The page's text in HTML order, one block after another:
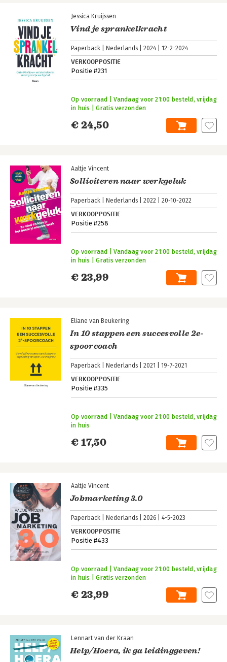
Jessica Kruijssen
Vind je sprankelkracht
Paperback Nederlands 2024 12-2-2024
VERKOOPPOSITIE
Positie #231
€ 24,50
Op voorraad | Vandaag voor 21:00 besteld, vrijdag
in huis | Gratis verzonden
Aaltje Vincent
Solliciteren naar werkgeluk
Paperback Nederlands 2022 20-10-2022
VERKOOPPOSITIE
Positie #258
€ 23,99
Op voorraad | Vandaag voor 21:00 besteld, vrijdag
in huis | Gratis verzonden
Eliane van Beukering
In 10 stappen een succesvolle 2e-
spoorcoach
Paperback Nederlands 2021 19-7-2021
VERKOOPPOSITIE
Positie #335
€ 17,50
Op voorraad | Vandaag voor 21:00 besteld, vrijdag
in huis
Aaltje Vincent
Jobmarketing 3.0
Paperback Nederlands 2026 4-5-2023
VERKOOPPOSITIE
Positie #433
€ 23,99
Op voorraad | Vandaag voor 21:00 besteld, vrijdag
in huis | Gratis verzonden
Lennart van der Kraan
Help/Hoera, ik ga leidinggeven!